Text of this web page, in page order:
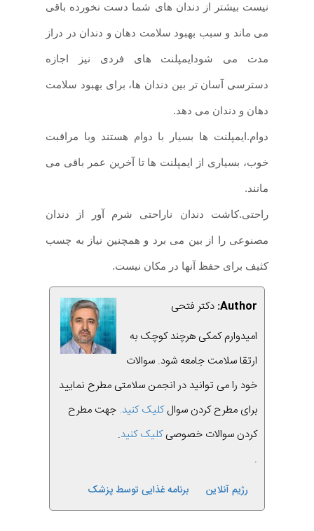
نیست بیشتر از دندان های شما دست نخورده باقی
می ماند و سبب بهبود سلامت دهان و دندان در دراز
مدت می شودایمپلنت های فردی نیز اجازه
دسترسی آسان تر بین دندان ها، برای بهبود سلامت
دهان و دندان می دهد.
دوام.ایمپلنت ها بسیار با دوام هستند وبا مراقبت
خوب، بسیاری از ایمپلنت ها تا آخرین عمر باقی می
مانند.
راحتی.کاشت دندان ناراحتی شرم آور از دندان
مصنوعی را از بین می برد و همچنین نیاز به چسب
کثیف برای حفظ آنها در مکان نیست.
Author: دکتر فتحی
امیدوارم کمکی هرچند کوچک به
ارتقا سلامت جامعه شود. سوالات
خود را می توانید در انجمن سلامتی مطرح نمایید
برای مطرح کردن سوالکلیک کنید. جهت مطرح
کردن سوالات خصوصیکلیک کنید.
.
رژیم آنلاین برنامه غذایی توسط پزشک